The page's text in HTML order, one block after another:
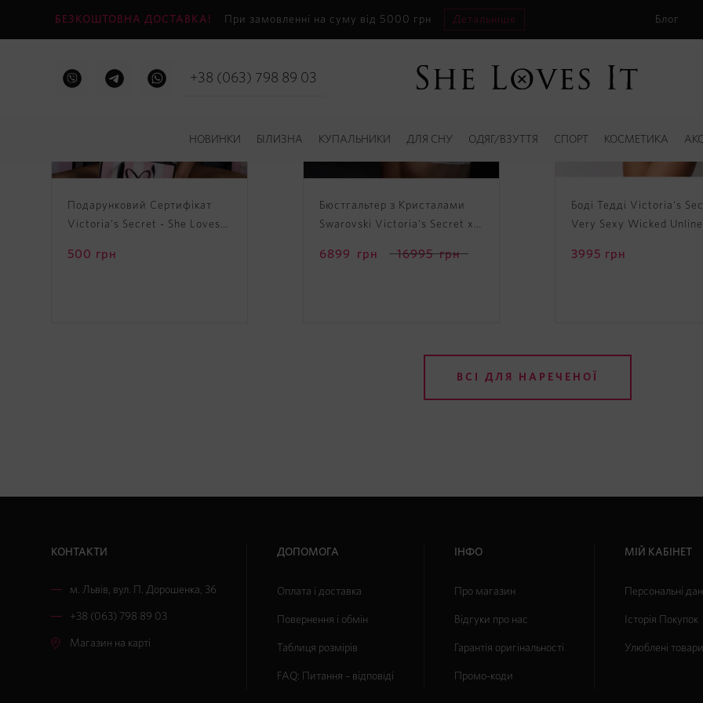
+38 (063) 798 89 03
БЕЗКОШТОВНА ДОСТАВКА! При замовленні на суму від 5000 грн Детальніше Блог
НОВИНКИ БІЛИЗНА КУПАЛЬНИКИ ДЛЯ СНУ ОДЯГ/ВЗУТТЯ СПОРТ КОСМЕТИКА
Подарунковий Сертифікат
Victoria's Secret - She Loves
500 грн
Бюстгальтер з Кристалами
Swarovski Victoria's Secret x
6899 грн 16995грн
Боді Тедді Victoria's
Very Sexy Wicked
3995 грн
ВСІ ДЛЯ НАРЕЧЕНОЇ
КОНТАКТИ
м. Львів, вул. П. Дорошенка, 36
+38 (063) 798 89 03
Магазин на карті
ДОПОМОГА
Оплата і доставка
Повернення і обмін
Таблиця розмірів
FAQ: Питання – відповіді
ІНФО
Про магазин
Відгуки про нас
Гарантія оригінальності
Промо-коди
МІЙ КАБІНЕТ
Персональні
Історія Покупок
Улюблені товари